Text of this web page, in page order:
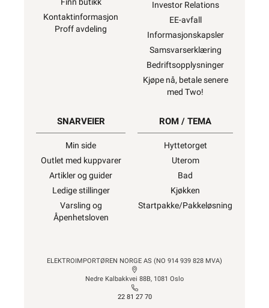
Kontaktinformasjon
Proff avdeling
Investor Relations
EE-avfall
Informasjonskapsler
Samsvarserklæring
Bedriftsopplysninger
Kjøpe nå, betale senere
med Two!
SNARVEIER
Min side
Outlet med kuppvarer
Artikler og guider
Ledige stillinger
Varsling og
Åpenhetsloven
ROM / TEMA
Hyttetorget
Uterom
Bad
Kjøkken
Startpakke/Pakkeløsning
ELEKTROIMPORTØREN NORGE AS (NO 914 939 828 MVA)
Nedre Kalbakkvei 88B, 1081 Oslo
22 81 27 70